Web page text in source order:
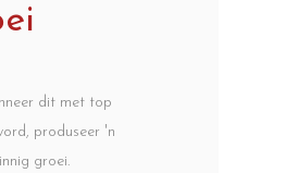
dit met top
produseer 'n
groei.